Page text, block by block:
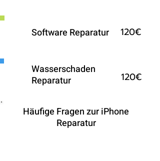
Software Reparatur 120€
Wasserschaden
Reparatur
120€
Häufige Fragen zur iPhone
Reparatur